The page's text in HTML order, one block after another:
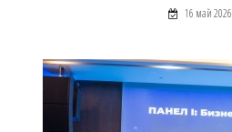
16 май 2026